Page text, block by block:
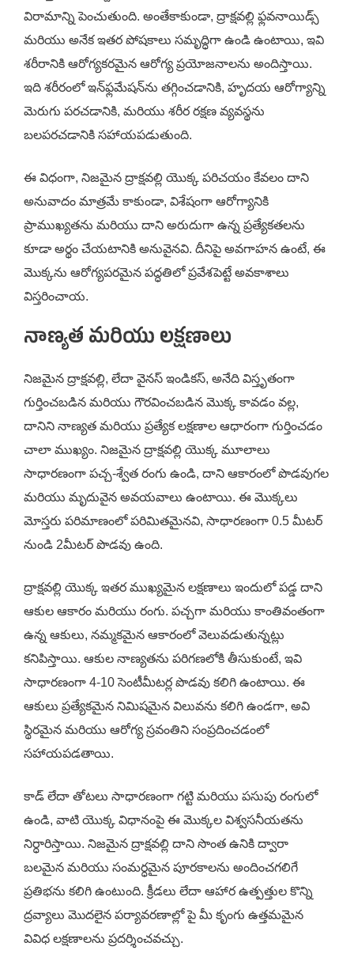
విరామాన్ని పెంచుతుంది. అంతేకాకుండా, ద్రాక్షవల్లి ఫ్లవనాయిడ్స్
మరియు అనేక ఇతర పోషకాలు సమృద్ధిగా ఉండి ఉంటాయి, ఇవి
శరీరానికి ఆరోగ్యకరమైన ఆరోగ్య ప్రయోజనాలను అందిస్తాయి.
ఇది శరీరంలో ఇన్‌ఫ్లమేషన్‌ను తగ్గించడానికి, హృదయ ఆరోగ్యాన్ని
మెరుగు పరచడానికి, మరియు శరీర రక్షణ వ్యవస్థను
బలపరచడానికి సహాయపడుతుంది.
ఈ విధంగా, నిజమైన ద్రాక్షవల్లి యొక్క పరిచయం కేవలం దాని
అనువాదం మాత్రమే కాకుండా, విశేషంగా ఆరోగ్యానికి
ప్రాముఖ్యతను మరియు దాని అరుదుగా ఉన్న ప్రత్యేకతలను
కూడా అర్థం చేయటానికి అనువైనవి. దీనిపై అవగాహన ఉంటే, ఈ
మొక్కను ఆరోగ్యపరమైన పద్ధతిలో ప్రవేశపెట్టే అవకాశాలు
విస్తరించాయ.
నాణ్యత మరియు లక్షణాలు
నిజమైన ద్రాక్షవల్లి, లేదా వైనస్ ఇండికస్, అనేది విస్తృతంగా
గుర్తించబడిన మరియు గౌరవించబడిన మొక్క కావడం వల్ల,
దానిని నాణ్యత మరియు ప్రత్యేక లక్షణాల ఆధారంగా గుర్తించడం
చాలా ముఖ్యం. నిజమైన ద్రాక్షవల్లి యొక్క మూలాలు
సాధారణంగా పచ్చ-శ్వేత రంగు ఉండి, దాని ఆకారంలో పొడవుగల
మరియు మృదువైన అవయవాలు ఉంటాయి. ఈ మొక్కలు
మోస్తరు పరిమాణంలో పరిమితమైనవి, సాధారణంగా 0.5 మీటర్
నుండి 2మీటర్ పొడవు ఉంది.
ద్రాక్షవల్లి యొక్క ఇతర ముఖ్యమైన లక్షణాలు ఇందులో పడ్డ దాని
ఆకుల ఆకారం మరియు రంగు. పచ్చగా మరియు కాంతివంతంగా
ఉన్న ఆకులు, నమ్మకమైన ఆకారంలో వెలువడుతున్నట్లు
కనిపిస్తాయి. ఆకుల నాణ్యతను పరిగణలోకి తీసుకుంటే, ఇవి
సాధారణంగా 4-10 సెంటీమీటర్ల పొడవు కలిగి ఉంటాయి. ఈ
ఆకులు ప్రత్యేకమైన నిమిషమైన విలువను కలిగి ఉండగా, అవి
స్థిరమైన మరియు ఆరోగ్య స్రవంతిని సంప్రదించడంలో
సహాయపడతాయి.
కాడ్ లేదా తోటలు సాధారణంగా గట్టి మరియు పసుపు రంగులో
ఉండి, వాటి యొక్క విధానంపై ఈ మొక్కల విశ్వసనీయతను
నిర్ధారిస్తాయి. నిజమైన ద్రాక్షవల్లి దాని సొంత ఉనికి ద్వారా
బలమైన మరియు సంమర్ధమైన పూరకాలను అందించగలిగే
ప్రతిభను కలిగి ఉంటుంది. క్రీడలు లేదా ఆహార ఉత్పత్తుల కొన్ని
ద్రవ్యాలు మొదలైన పర్యావరణాల్లో పై మీ కృంగు ఉత్తమమైన
వివిధ లక్షణాలను ప్రదర్శించవచ్చు.